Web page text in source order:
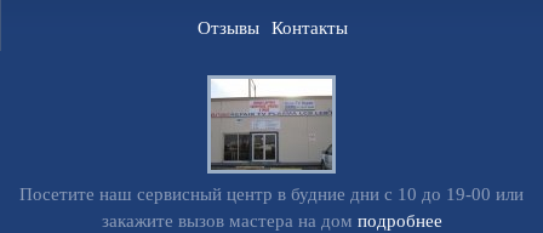
Отзывы
Контакты
Посетите наш сервисный центр в будние дни с 10 до 19-00 или
закажите вызов мастера на дом подробнее